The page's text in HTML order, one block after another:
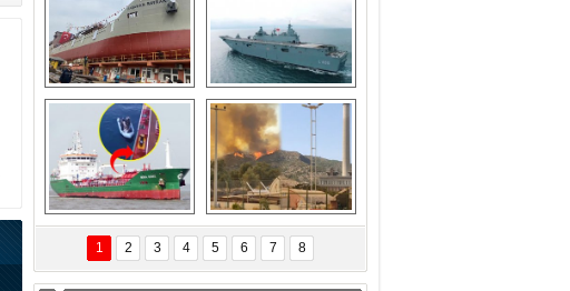
Çeksan Tersanesi,
Başaran Bayrak
tankerini suya
indirdi
TCG Anadolu,
tersane teknik
seyrini tamamladı
Göçmenlerin
imdadına Türk
sahipli MINA DENIZ
yetişti
Milas’taki yangın
yeniden termik
santrallere doğru
ilerliyor
1 2 3 4 5 6 7 8